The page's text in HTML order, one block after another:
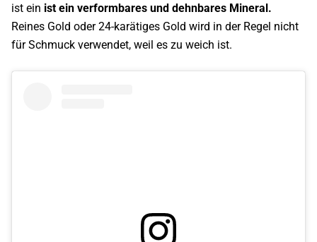
ist ein ist ein verformbares und dehnbares Mineral.
Reines Gold oder 24-karätiges Gold wird in der Regel nicht
für Schmuck verwendet, weil es zu weich ist.